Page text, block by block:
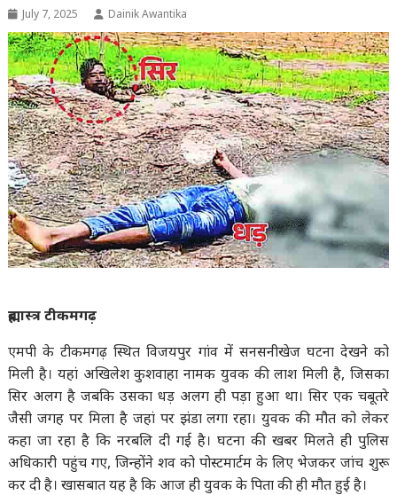
July 7, 2025 Dainik Awantika
ब्रह्मास्त्र टीकमगढ़
एमपी के टीकमगढ़ स्थित विजयपुर गांव में सनसनीखेज घटना देखने को
मिली है। यहां अखिलेश कुशवाहा नामक युवक की लाश मिली है, जिसका
सिर अलग है जबकि उसका धड़ अलग ही पड़ा हुआ था। सिर एक चबूतरे
जैसी जगह पर मिला है जहां पर झंडा लगा रहा। युवक की मौत को लेकर
कहा जा रहा है कि नरबलि दी गई है। घटना की खबर मिलते ही पुलिस
अधिकारी पहुंच गए, जिन्होंने शव को पोस्टमार्टम के लिए भेजकर जांच शुरू
कर दी है। खासबात यह है कि आज ही युवक के पिता की ही मौत हुई है।